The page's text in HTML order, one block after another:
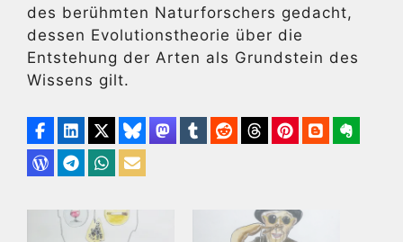
des berühmten Naturforschers gedacht,
dessen Evolutionstheorie über die
Entstehung der Arten als Grundstein des
Wissens gilt.